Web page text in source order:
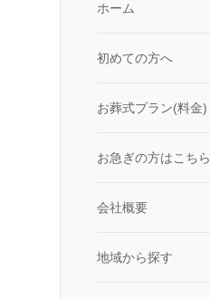
ホーム
初めての方へ
お葬式プラン(料金)
お急ぎの方はこちら
会社概要
地域から探す